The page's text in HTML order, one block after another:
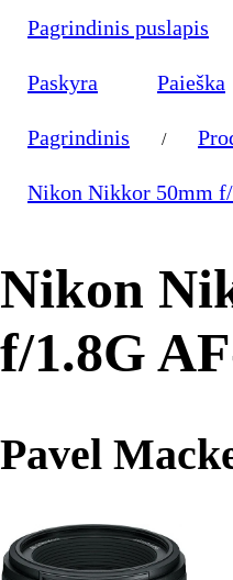
Pagrindinis puslapis
Paskyra Paieška
Pagrindinis /
Nikon Nikkor 50mm
Nikon
f/1.8G
Pavel